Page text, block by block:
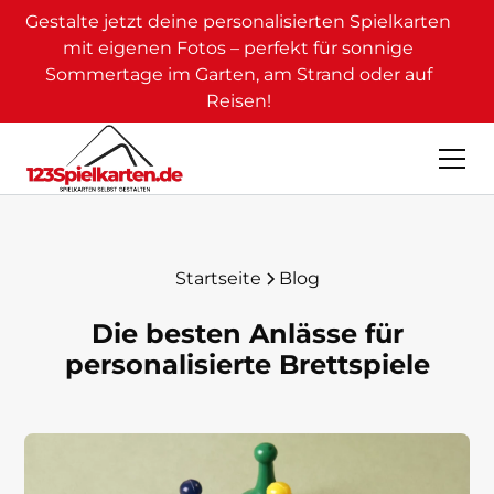
Gestalte jetzt deine personalisierten Spielkarten
mit eigenen Fotos – perfekt für sonnige
Sommertage im Garten, am Strand oder auf
Reisen!
Startseite Blog
Die besten Anlässe für
personalisierte Brettspiele